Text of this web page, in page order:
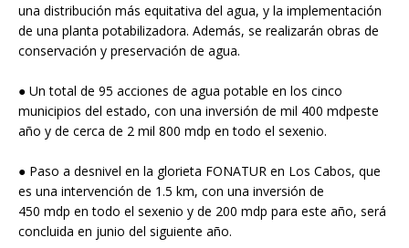
una distribución más equitativa del agua, y la implementación
de una planta potabilizadora. Además, se realizarán obras de
conservación y preservación de agua.
● Un total de 95 acciones de agua potable en los cinco
municipios del estado, con una inversión de mil 400 mdpeste
año y de cerca de 2 mil 800 mdp en todo el sexenio.
● Paso a desnivel en la glorieta FONATUR en Los Cabos, que
es una intervención de 1.5 km, con una inversión de
450 mdp en todo el sexenio y de 200 mdp para este año, será
concluida en junio del siguiente año.